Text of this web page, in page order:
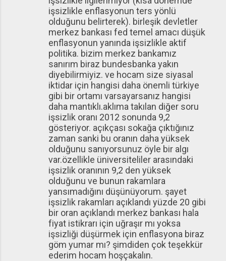
işsizlikle enflasyonun ters yönlü
olduğunu belirterek). birleşik devletler
merkez bankası fed temel amacı düşük
enflasyonun yanında işsizlikle aktif
politika. bizim merkez bankamız
sanırım biraz bundesbanka yakın
diyebilirmiyiz. ve hocam size siyasal
iktidar için hangisi daha önemli türkiye
gibi bir ortamı varsayarsanız hangisi
daha mantıklı.aklıma takılan diğer soru
işsizlik oranı 2012 sonunda 9,2
gösteriyor. açıkçası sokağa çıktığınız
zaman sanki bu oranın daha yüksek
olduğunu sanıyorsunuz öyle bir algı
var.özellikle üniversiteliler arasındaki
işsizlik oranının 9,2 den yüksek
olduğunu ve bunun rakamlara
yansımadığını düşünüyorum. şayet
işsizlik rakamları açıklandı yüzde 20 gibi
bir oran açıklandı merkez bankası hala
fiyat istikrarı için uğraşır mı yoksa
işsizliği düşürmek için enflasyona biraz
göm yumar mı? şimdiden çok teşekkür
ederim hocam hoşçakalın.